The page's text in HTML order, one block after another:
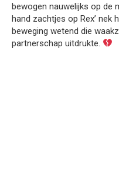
bewogen nauwelijks op de
hand zachtjes op Rex’ nek
beweging wetend die
partnerschap uitdrukte.